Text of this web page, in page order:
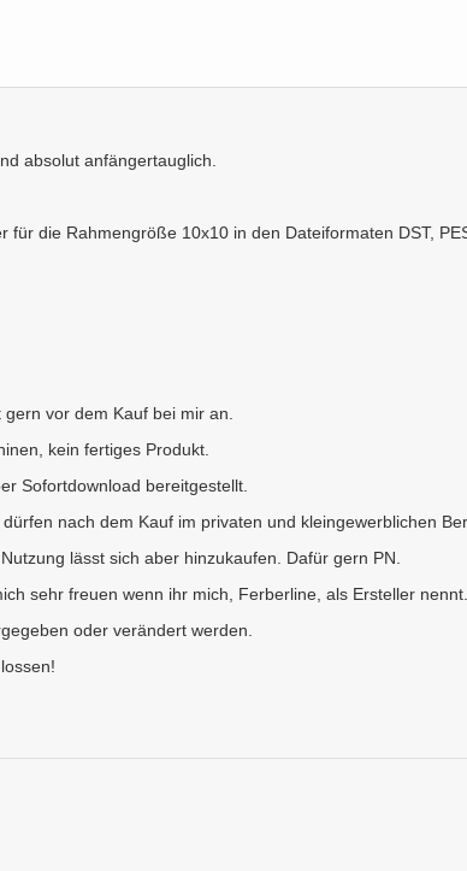
absolut anfängertauglich.
die Rahmengröße 10x10 in den Dateiformaten DST,
vor dem Kauf bei mir an.
kein fertiges Produkt.
Sofortdownload bereitgestellt.
nach dem Kauf im privaten und kleingewerblichen
lässt sich aber hinzukaufen. Dafür gern PN.
sehr freuen wenn ihr mich, Ferberline, als Ersteller nennt.
oder verändert werden.